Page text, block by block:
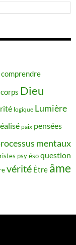
comprendre
corps Dieu
logique Lumière
paix pensées
mentaux
psy ésoquestion
vérité Être âme